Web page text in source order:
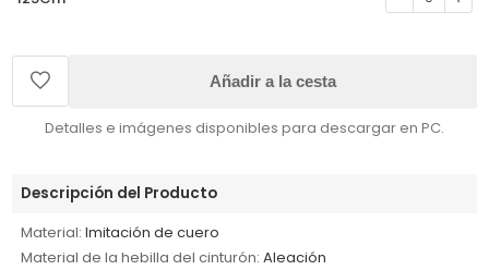
Añadir a la cesta
Detalles e imágenes disponibles para descargar en PC.
Descripción del Producto
Material: Imitación de cuero
Material de la hebilla del cinturón: Aleación